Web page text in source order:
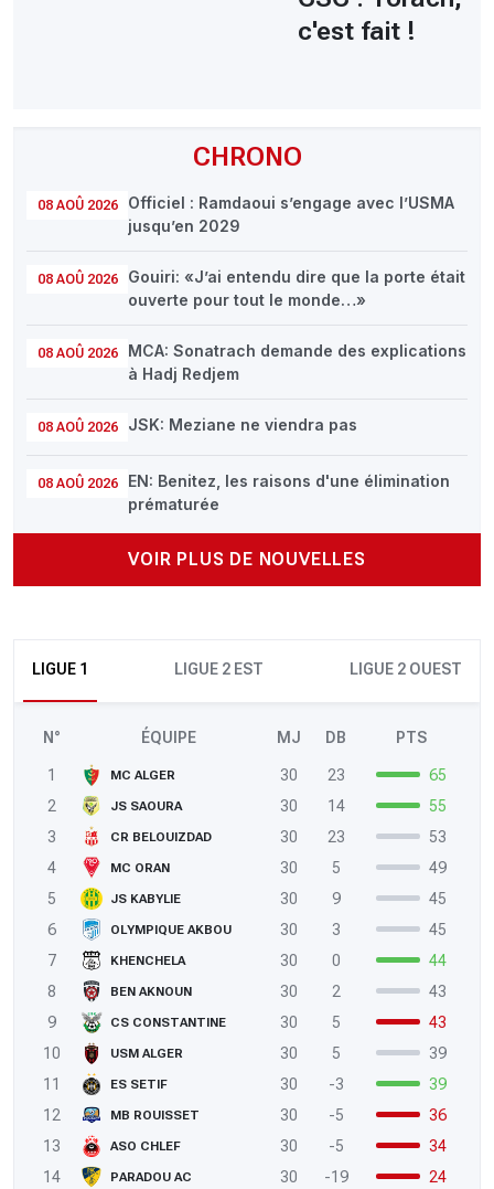
CHRONO
08 AOÛ 2026
Officiel : Ramdaoui s’engage avec l’USMA
jusqu’en 2029
08 AOÛ 2026
Gouiri: «J’ai entendu dire que la porte était
ouverte pour tout le monde…»
08 AOÛ 2026
MCA: Sonatrach demande des explications
à Hadj Redjem
08 AOÛ 2026 JSK: Meziane ne viendra pas
08 AOÛ 2026
EN: Benitez, les raisons d'une élimination
prématurée
VOIR PLUS DE NOUVELLES
LIGUE 1 LIGUE 2 EST LIGUE 2 OUEST
N° ÉQUIPE MJ DB PTS
1 MC ALGER 30 23
65
2
JS SAOURA 30 14
55
3
CR BELOUIZDAD 30 23
53
4
MC ORAN 30 5
49
5
JS KABYLIE 30 9
45
6
OLYMPIQUE AKBOU 30 3
45
7
KHENCHELA 30 0
44
8
BEN AKNOUN 30 2
43
9
CS CONSTANTINE 30 5
43
10
USM ALGER 30 5
39
11
ES SETIF 30 -3
39
12
MB ROUISSET 30 -5
36
13
ASO CHLEF 30 -5
34
14
PARADOU AC 30 -19
24
c'est fait !